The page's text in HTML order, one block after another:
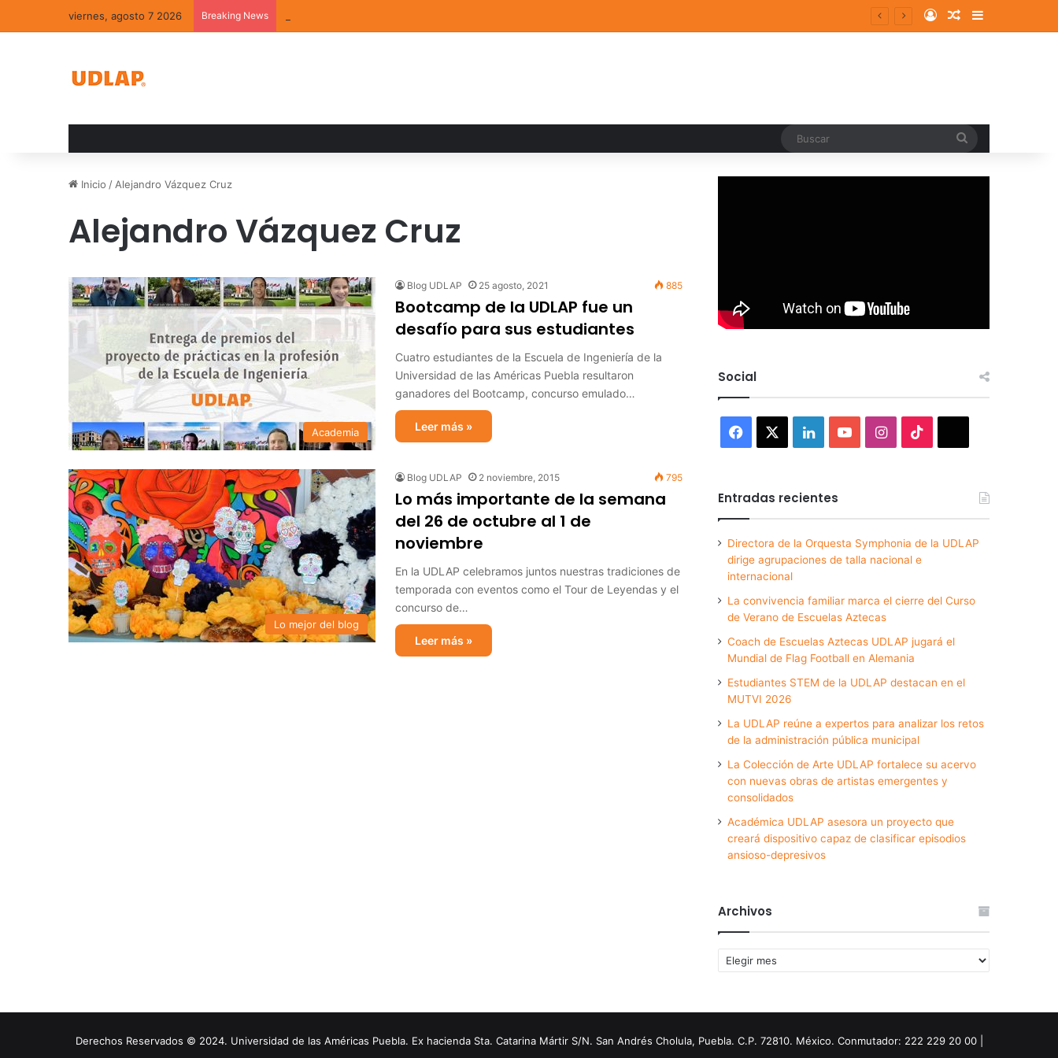
viernes, agosto 7 2026 Breaking News Log InRandom Article
Sidebar
Inicio / Alejandro Vázquez Cruz
Alejandro Vázquez Cruz
Academia
Blog UDLAP 25 agosto, 2021 885
Bootcamp de la UDLAP fue un
desafío para sus estudiantes
Cuatro estudiantes de la Escuela de Ingeniería de la
Universidad de las Américas Puebla resultaron
ganadores del Bootcamp, concurso emulado…
Leer más »
Lo mejor del blog
Blog UDLAP 2 noviembre, 2015 795
Lo más importante de la semana
del 26 de octubre al 1 de
noviembre
En la UDLAP celebramos juntos nuestras tradiciones de
temporada con eventos como el Tour de Leyendas y el
concurso de…
Leer más »
Social
Facebook LinkedInYouTubeInstagram
Entradas recientes
Directora de la Orquesta Symphonia de la UDLAP
dirige agrupaciones de talla nacional e
internacional
La convivencia familiar marca el cierre del Curso
de Verano de Escuelas Aztecas
Coach de Escuelas Aztecas UDLAP jugará el
Mundial de Flag Football en Alemania
Estudiantes STEM de la UDLAP destacan en el
MUTVI 2026
La UDLAP reúne a expertos para analizar los retos
de la administración pública municipal
La Colección de Arte UDLAP fortalece su acervo
con nuevas obras de artistas emergentes y
consolidados
Académica UDLAP asesora un proyecto que
creará dispositivo capaz de clasificar episodios
ansioso-depresivos
Archivos
Archivos
Derechos Reservados © 2024. Universidad de las Américas Puebla. Ex hacienda Sta. Catarina Mártir S/N. San Andrés Cholula, Puebla. C.P. 72810. México. Conmutador: 222 229 20 00 |